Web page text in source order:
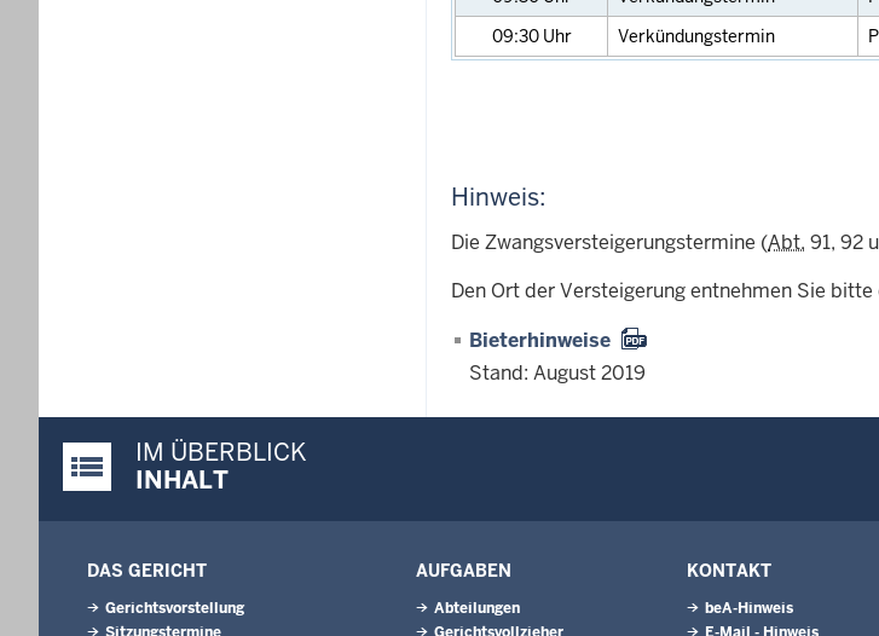
09:30 Uhr Verkündungstermin
Hinweis:
Die Zwangsversteigerungstermine (Abt. 91, 92
Den Ort der Versteigerung entnehmen Sie
Bieterhinweise
Stand: August 2019
Justiz-Portal im Überblick:
IM ÜBERBLICK
INHALT
DAS GERICHT
Gerichtsvorstellung
AUFGABEN
Abteilungen
KONTAKT
beA-Hinweis